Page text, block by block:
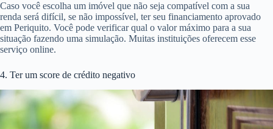
Caso você escolha um imóvel que não seja compatível com a sua
renda será difícil, se não impossível, ter seu financiamento aprovado
em Periquito. Você pode verificar qual o valor máximo para a sua
situação fazendo uma simulação. Muitas instituições oferecem esse
serviço online.
4. Ter um score de crédito negativo